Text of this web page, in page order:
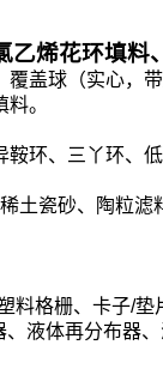
烯花环填料、
盖球（实心，
。
环、三丫环、
土瓷砂、陶粒
格栅、卡子/
液体再分布器